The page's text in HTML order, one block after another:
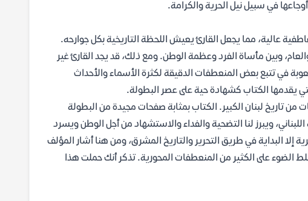
في سبيل نيل الحرية والكرامة.
عالية، مما يجعل القارئ يعيش اللحظة التاريخية بكل جوارحه.
وبين مأساة الفرد وعظمة الوطن. ومع ذلك، قد يجد القارئ غير
في تتبع بعض المنعطفات الدقيقة لكثرة الأسماء والأحداث
يقدمها الكتاب كشهادة حية على عصر البطولة.
من تاريخ لبنان الكبير. الكتاب بمثابة صفحات مجيدة من البطولة
ويبرز لنا التضحية والفداء والاستشهاد من أجل الوطن ويسرد
إلا البداية في طريق التحرير والتاريخ المشرق، ومن هنا أشار المؤلف
الضوء على الكثير من المنعطفات المحورية. تذكر أنك حملت هذا